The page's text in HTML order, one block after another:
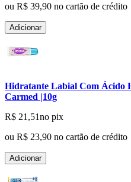
ou R$ 39,90 no cartão de crédito
Adicionar
Hidratante Labial Com Ácido
Carmed |10g
R$ 21,51no pix
ou R$ 23,90 no cartão de crédito
Adicionar